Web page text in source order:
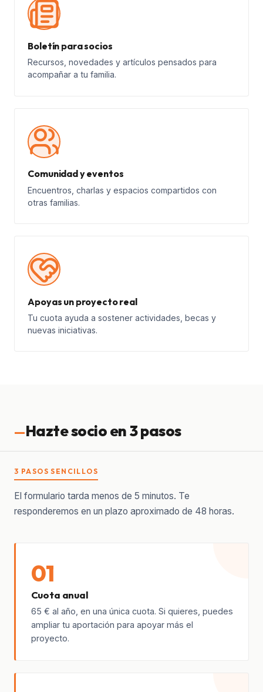
Boletín para socios
Recursos, novedades y artículos pensados para
acompañar a tu familia.
Comunidad y eventos
Encuentros, charlas y espacios compartidos con
otras familias.
Apoyas un proyecto real
Tu cuota ayuda a sostener actividades, becas y
nuevas iniciativas.
Hazte socio en 3 pasos
3 PASOS SENCILLOS
El formulario tarda menos de 5 minutos. Te
responderemos en un plazo aproximado de 48 horas.
01
Cuota anual
65 € al año, en una única cuota. Si quieres, puedes
ampliar tu aportación para apoyar más el
proyecto.